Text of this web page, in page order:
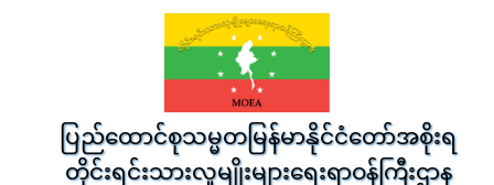
ပြည်ထောင်စုသမ္မတမြန်မာနိုင်ငံတော်အစိုးရ
တိုင်းရင်းသားလူမျိုးများရေးရာဝန်ကြီးဌာန